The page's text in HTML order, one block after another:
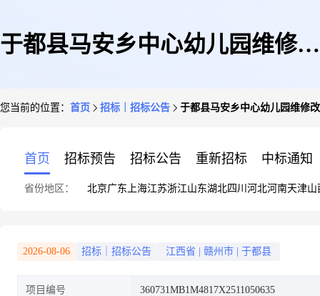
于都县马安乡中心幼儿园维修改
您当前的位置： 首页 招标｜招标公告 于都县马安乡中心幼儿园维修
首页 招标预告 招标公告 重新招标 中标通知
省份地区： 北京广东 上海江苏浙江山东湖北四川 河北河南天津山
2026-08-06 招标｜招标公告 江西省 赣州市 于都县
项目编号 360731MB1M4817X2511050635